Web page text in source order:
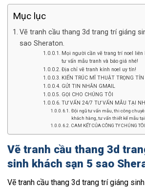
Mục lục
Vẽ tranh cầu thang 3d trang trí giáng
sao Sheraton.
Mọi người cần vẽ trang trí noel
tư vấn mẫu tranh và báo giá nhé!
Địa chỉ vẽ tranh kính noel uy tín!
KIẾN TRÚC MĨ THUẬT TRỌNG TÍN
GỬI TIN NHẮN GMAIL
GỌI CHO CHÚNG TÔI
TƯ VẤN 24/7 TƯ VẤN MẪU TẠI
Đội ngũ tư vấn mẫu, thi công
khách hàng, tư vấn thiết kế mẫu
CAM KẾT CỦA CÔNG TY CHÚNG TÔI
Vẽ tranh cầu thang 3d
sinh khách sạn 5 sao
Vẽ tranh cầu thang 3d trang trí giáng